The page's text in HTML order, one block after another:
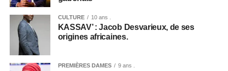
CULTURE 10 ans .
KASSAV’ : Jacob Desvarieux, de ses
origines africaines.
PREMIÈRES DAMES 9 ans .